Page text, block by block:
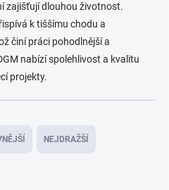
zajišťují dlouhou životnost.
k tiššímu chodu a
činí práci pohodlnější a
nabízí spolehlivost a kvalitu
projekty.
NEJDRAŽŠÍ